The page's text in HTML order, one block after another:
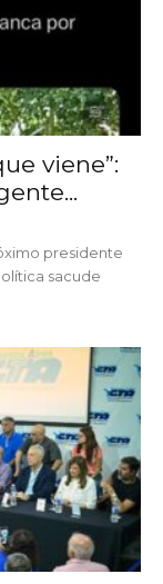
viene”:
presidente
sacude